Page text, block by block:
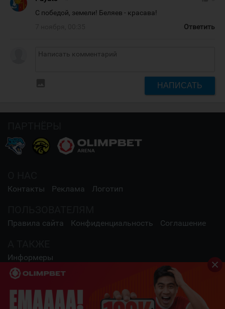
С победой, земели! Беляев - красава!
Ответить
НАПИСАТЬ
Контакты Реклама Логотип
Правила сайта Конфиденциальность Соглашение
Информеры
СОЦИАЛЬНЫЕ СЕТИ